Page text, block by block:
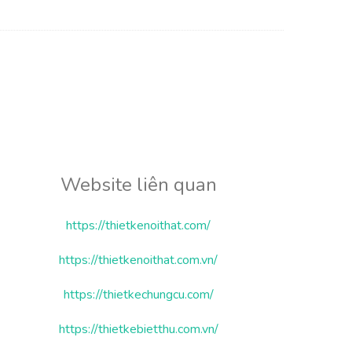
Website liên quan
https://thietkenoithat.com/
https://thietkenoithat.com.vn/
https://thietkechungcu.com/
https://thietkebietthu.com.vn/